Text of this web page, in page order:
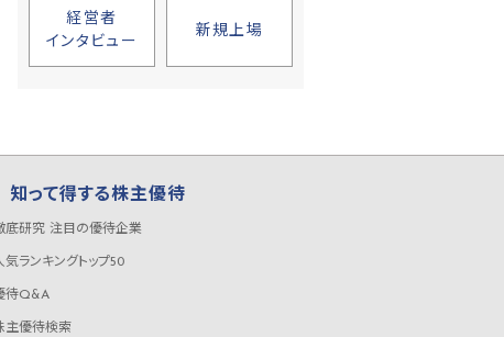
経営者
インタビュー
新規上場
知って得する株主優待
底研究 注目の優待企業
気ランキングトップ50
待Q&A
主優待検索